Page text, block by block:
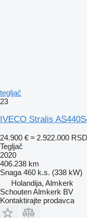
tegljač
23
IVECO Stralis
24.900 € ≈ 2.922.000 RSD
Tegljač
2020
406.238 km
Snaga 460 k.s. (338 kW)
Holandija, Almkerk
Schouten Almkerk BV
Kontaktirajte prodavca